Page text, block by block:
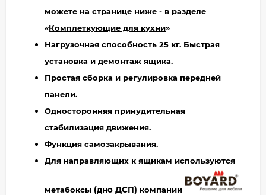
можете на странице ниже - в разделе
«Комплеткующие для кухни»
Нагрузочная способность 25 кг. Быстрая
установка и демонтаж ящика.
Простая сборка и регулировка передней
панели.
Односторонняя принудительная
стабилизация движения.
Функция самозакрывания.
Для направляющих к ящикам используются
метабоксы (дно ДСП) компании